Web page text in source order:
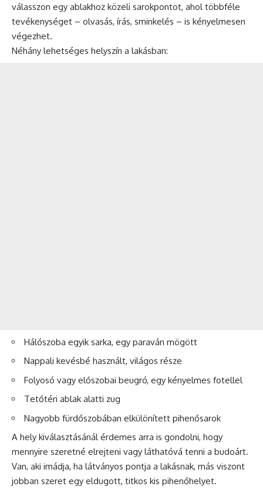
válasszon egy ablakhoz közeli sarokpontot, ahol többféle
tevékenységet – olvasás, írás, sminkelés – is kényelmesen
végezhet.
Néhány lehetséges helyszín a lakásban:
Hálószoba egyik sarka, egy paraván mögött
Nappali kevésbé használt, világos része
Folyosó vagy előszobai beugró, egy kényelmes fotellel
Tetőtéri ablak alatti zug
Nagyobb fürdőszobában elkülönített pihenősarok
A hely kiválasztásánál érdemes arra is gondolni, hogy
mennyire szeretné elrejteni vagy láthatóvá tenni a budoárt.
Van, aki imádja, ha látványos pontja a lakásnak, más viszont
jobban szeret egy eldugott, titkos kis pihenőhelyet.